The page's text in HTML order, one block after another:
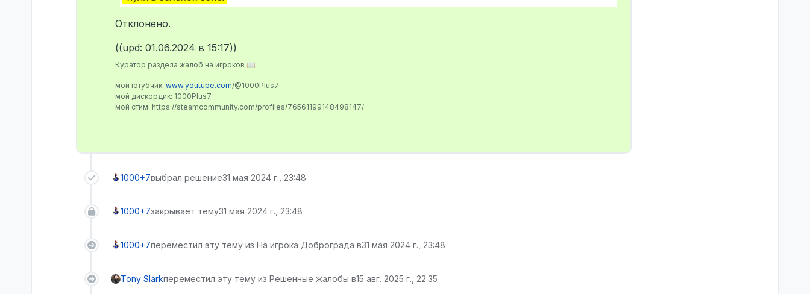
Отклонено.
((upd: 01.06.2024 в 15:17))
Куратор раздела жалоб на игроков 📖
мой ютубчик: www.youtube.com/@1000Plus7
мой дискордик: 1000Plus7
мой стим: https://steamcommunity.com/profiles/76561199148498147/
1000+7выбрал решение31 мая 2024 г., 23:48
1000+7закрывает тему31 мая 2024 г., 23:48
1000+7переместил эту тему из На игрока Доброграда в31 мая 2024 г., 23:48
Tony Slarkпереместил эту тему из Решенные жалобы в15 авг. 2025 г., 22:35